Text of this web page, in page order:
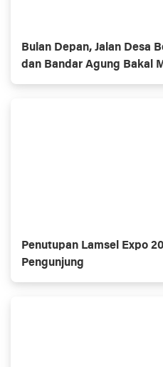
Bulan Depan, Jalan Desa
dan Bandar Agung Bakal
Penutupan Lamsel Expo
Pengunjung